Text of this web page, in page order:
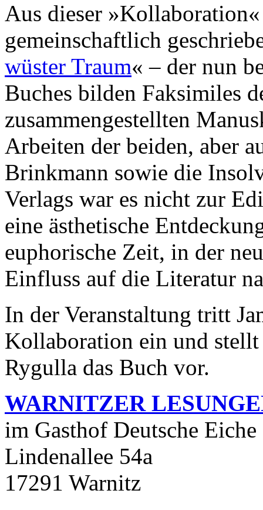
Aus dieser
gemeinschaftlich
wüster Traum« – der nun
Buches bilden Faksimiles
zusammengestellten
Arbeiten der beiden, aber
Brinkmann sowie die
Verlags war es nicht zur
eine ästhetische
euphorische Zeit, in der
Einfluss auf die Literatur
In der Veranstaltung tritt
Kollaboration ein und
Rygulla das Buch vor.
WARNITZER
im Gasthof Deutsche Eiche
Lindenallee 54a
17291 Warnitz